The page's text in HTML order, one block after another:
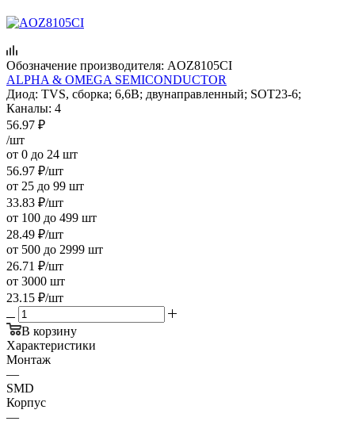
Обозначение производителя: AOZ8105CI
ALPHA & OMEGA SEMICONDUCTOR
Диод: TVS, сборка; 6,6В; двунаправленный; SOT23-6;
Каналы: 4
56.97 ₽
/шт
от 0 до 24 шт
56.97 ₽/шт
от 25 до 99 шт
33.83 ₽/шт
от 100 до 499 шт
28.49 ₽/шт
от 500 до 2999 шт
26.71 ₽/шт
от 3000 шт
23.15 ₽/шт
В корзину
Характеристики
Монтаж
—
SMD
Корпус
—